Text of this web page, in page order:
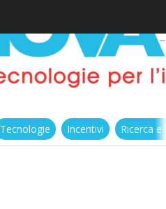
Tecnologie Incentivi Ricerca